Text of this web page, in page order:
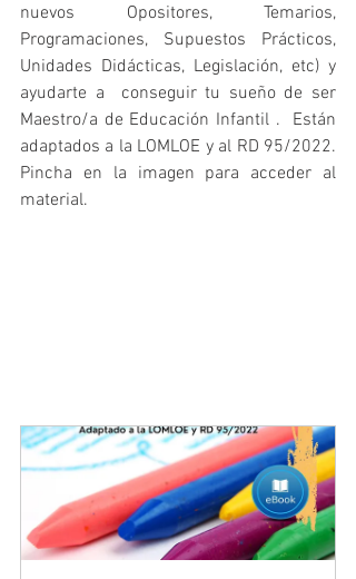
nuevos Opositores, Temarios,
Programaciones, Supuestos Prácticos,
Unidades Didácticas, Legislación, etc) y
ayudarte a  conseguir tu sueño de ser
Maestro/a de Educación Infantil .  Están
adaptados a la LOMLOE y al RD 95/2022.
Pincha en la imagen para acceder al
material.